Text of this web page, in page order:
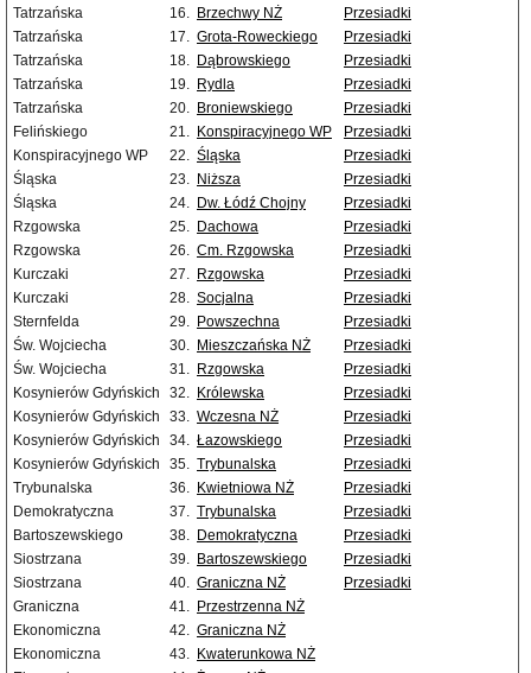
Tatrzańska
16. Brzechwy NŻ
Przesiadki
Tatrzańska
17. Grota-Roweckiego
Przesiadki
Tatrzańska
18. Dąbrowskiego
Przesiadki
Tatrzańska
19. Rydla
Przesiadki
Tatrzańska
20. Broniewskiego
Przesiadki
Felińskiego
21. Konspiracyjnego WP
Przesiadki
Konspiracyjnego WP
22. Śląska
Przesiadki
Śląska
23. Niższa
Przesiadki
Śląska
24. Dw. Łódź Chojny
Przesiadki
Rzgowska
25. Dachowa
Przesiadki
Rzgowska
26. Cm. Rzgowska
Przesiadki
Kurczaki
27. Rzgowska
Przesiadki
Kurczaki
28. Socjalna
Przesiadki
Sternfelda
29. Powszechna
Przesiadki
Św. Wojciecha
30. Mieszczańska NŻ
Przesiadki
Św. Wojciecha
31. Rzgowska
Przesiadki
Kosynierów Gdyńskich
32. Królewska
Przesiadki
Kosynierów Gdyńskich
33. Wczesna NŻ
Przesiadki
Kosynierów Gdyńskich
34. Łazowskiego
Przesiadki
Kosynierów Gdyńskich
35. Trybunalska
Przesiadki
Trybunalska
36. Kwietniowa NŻ
Przesiadki
Demokratyczna
37. Trybunalska
Przesiadki
Bartoszewskiego
38. Demokratyczna
Przesiadki
Siostrzana
39. Bartoszewskiego
Przesiadki
Siostrzana
40. Graniczna NŻ
Przesiadki
Graniczna
41. Przestrzenna NŻ
Ekonomiczna
42. Graniczna NŻ
Ekonomiczna
43. Kwaterunkowa NŻ